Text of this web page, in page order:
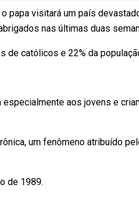
papa visitará um país
nas últimas duas
de católicos e 22% da
especialmente aos jovens e
um fenômeno atribuído
de 1989.